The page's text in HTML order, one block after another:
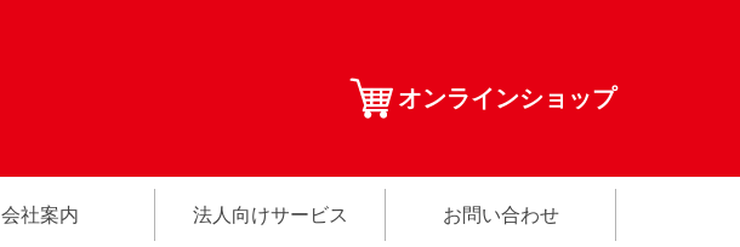
オンラインショップ
会社案内 法人向けサービス お問い合わせ